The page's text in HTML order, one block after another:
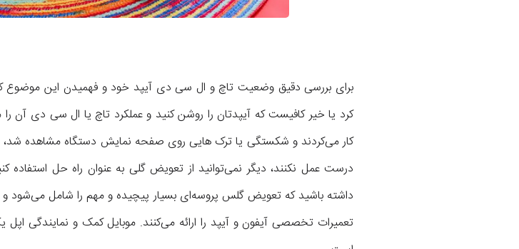
برای بررسی دقیق وضعیت تاچ و ال سی دی آیپد خود و فهمیدن این
کرد یا خیر کافیست که آیپدتان را روشن کنید و عملکرد تاچ یا ال سی دی آن
درست عمل نکنند، دیگر نمی‌توانید از تعویض گلی به عنوان راه حل
داشته باشید که تعویض گلس پروسه‌ای بسیار پیچیده و مهم را شامل می‌شود و
تعمیرات تخصصی آیفون و آیپد را ارائه می‌کنند. موبایل کمک و نمایندگی اپل